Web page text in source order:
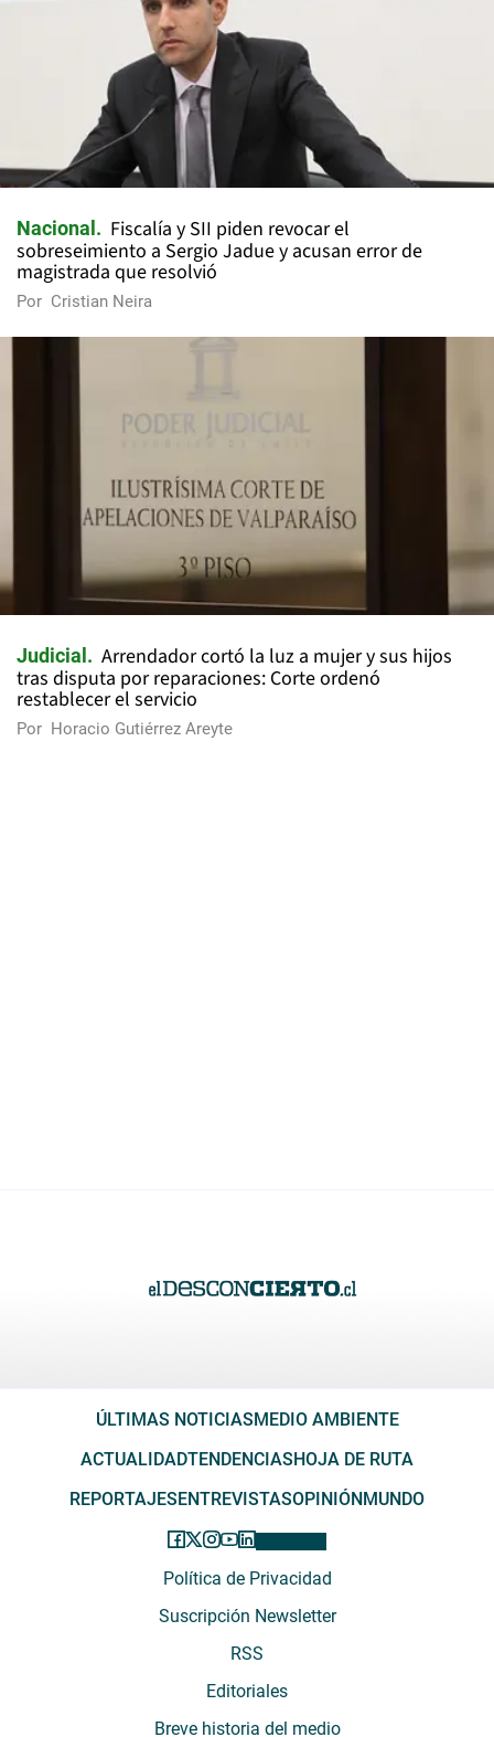
Nacional
Fiscalía y SII piden revocar el
sobreseimiento a Sergio Jadue y acusan error de
magistrada que resolvió
Por Cristian Neira
Judicial
Arrendador cortó la luz a mujer y sus hijos
tras disputa por reparaciones: Corte ordenó
restablecer el servicio
Por Horacio Gutiérrez Areyte
ÚLTIMAS NOTICIAS MEDIO AMBIENTE
ACTUALIDADTENDENCIAS HOJA DE RUTA
REPORTAJES ENTREVISTASOPINIÓN MUNDO
Política de Privacidad
Suscripción Newsletter
RSS
Editoriales
Breve historia del medio